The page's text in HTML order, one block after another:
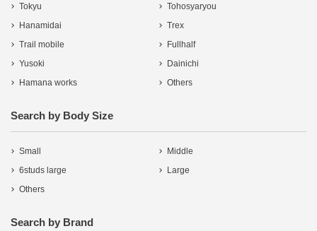
Tokyu
Tohosyaryou
Hanamidai
Trex
Trail mobile
Fullhalf
Yusoki
Dainichi
Hamana works
Others
Search by Body Size
Small
Middle
6studs large
Large
Others
Search by Brand